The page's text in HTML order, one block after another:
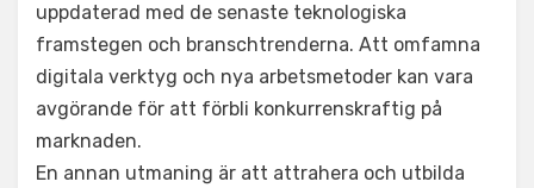
uppdaterad med de senaste teknologiska
framstegen och branschtrenderna. Att omfamna
digitala verktyg och nya arbetsmetoder kan vara
avgörande för att förbli konkurrenskraftig på
marknaden.
En annan utmaning är att attrahera och utbilda